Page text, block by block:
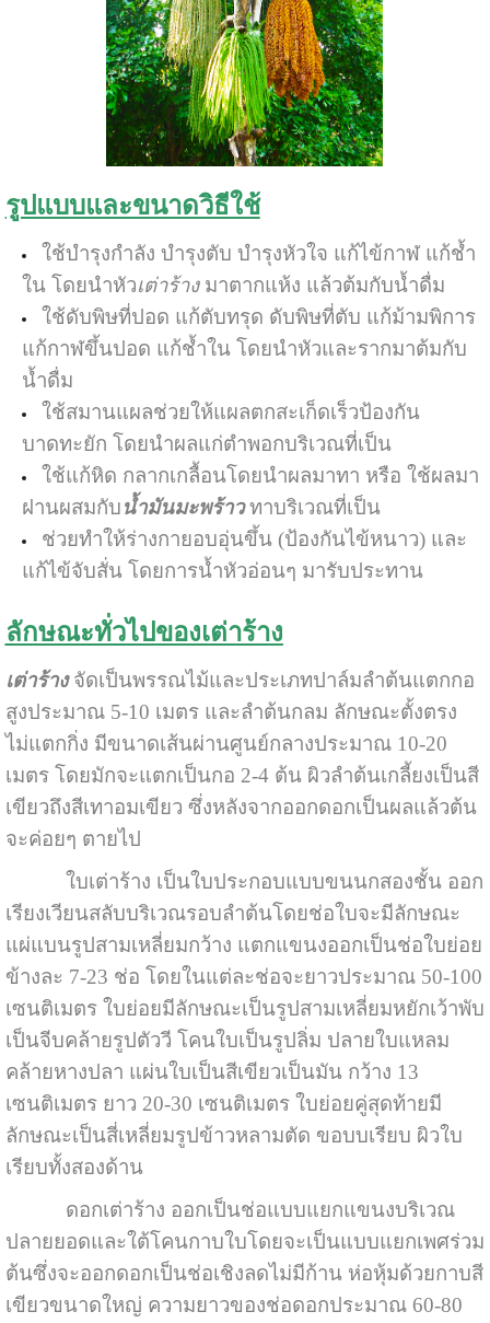
รูปแบบและขนาดวิธีใช้
ใช้บำรุงกำลัง บำรุงตับ บำรุงหัวใจ แก้ไข้กาฬ แก้ช้ำ
ใน โดยนำหัวเต่าร้างมาตากแห้ง แล้วต้มกับน้ำดื่ม
ใช้ดับพิษที่ปอด แก้ตับทรุด ดับพิษที่ตับ แก้ม้ามพิการ
แก้กาฬขึ้นปอด แก้ช้ำใน โดยนำหัวและรากมาต้มกับ
น้ำดื่ม
ใช้สมานแผลช่วยให้แผลตกสะเก็ดเร็วป้องกัน
บาดทะยัก โดยนำผลแก่ตำพอกบริเวณที่เป็น
ใช้แก้หิด กลากเกลื้อนโดยนำผลมาทา หรือ ใช้ผลมา
ฝานผสมกับน้ำมันมะพร้าวทาบริเวณที่เป็น
ช่วยทำให้ร่างกายอบอุ่นขึ้น (ป้องกันไข้หนาว) และ
แก้ไข้จับสั่น โดยการน้ำหัวอ่อนๆ มารับประทาน
ลักษณะทั่วไปของเต่าร้าง
เต่าร้างจัดเป็นพรรณไม้และประเภทปาล์มลำต้นแตกกอ
สูงประมาณ 5-10 เมตร และลำต้นกลม ลักษณะตั้งตรง
ไม่แตกกิ่ง มีขนาดเส้นผ่านศูนย์กลางประมาณ 10-20
เมตร โดยมักจะแตกเป็นกอ 2-4 ต้น ผิวลำต้นเกลี้ยงเป็นสี
เขียวถึงสีเทาอมเขียว ซึ่งหลังจากออกดอกเป็นผลแล้วต้น
จะค่อยๆ ตายไป
ใบเต่าร้าง เป็นใบประกอบแบบขนนกสองชั้น ออก
เรียงเวียนสลับบริเวณรอบลำต้นโดยช่อใบจะมีลักษณะ
แผ่แบนรูปสามเหลี่ยมกว้าง แตกแขนงออกเป็นช่อใบย่อย
ข้างละ 7-23 ช่อ โดยในแต่ละช่อจะยาวประมาณ 50-100
เซนติเมตร ใบย่อยมีลักษณะเป็นรูปสามเหลี่ยมหยักเว้าพับ
เป็นจีบคล้ายรูปตัววี โคนใบเป็นรูปลิ่ม ปลายใบแหลม
คล้ายหางปลา แผ่นใบเป็นสีเขียวเป็นมัน กว้าง 13
เซนติเมตร ยาว 20-30 เซนติเมตร ใบย่อยคู่สุดท้ายมี
ลักษณะเป็นสี่เหลี่ยมรูปข้าวหลามตัด ขอบบเรียบ ผิวใบ
เรียบทั้งสองด้าน
ดอกเต่าร้าง ออกเป็นช่อแบบแยกแขนงบริเวณ
ปลายยอดและใต้โคนกาบใบโดยจะเป็นแบบแยกเพศร่วม
ต้นซึ่งจะออกดอกเป็นช่อเชิงลดไม่มีก้าน ห่อหุ้มด้วยกาบสี
เขียวขนาดใหญ่ ความยาวของช่อดอกประมาณ 60-80